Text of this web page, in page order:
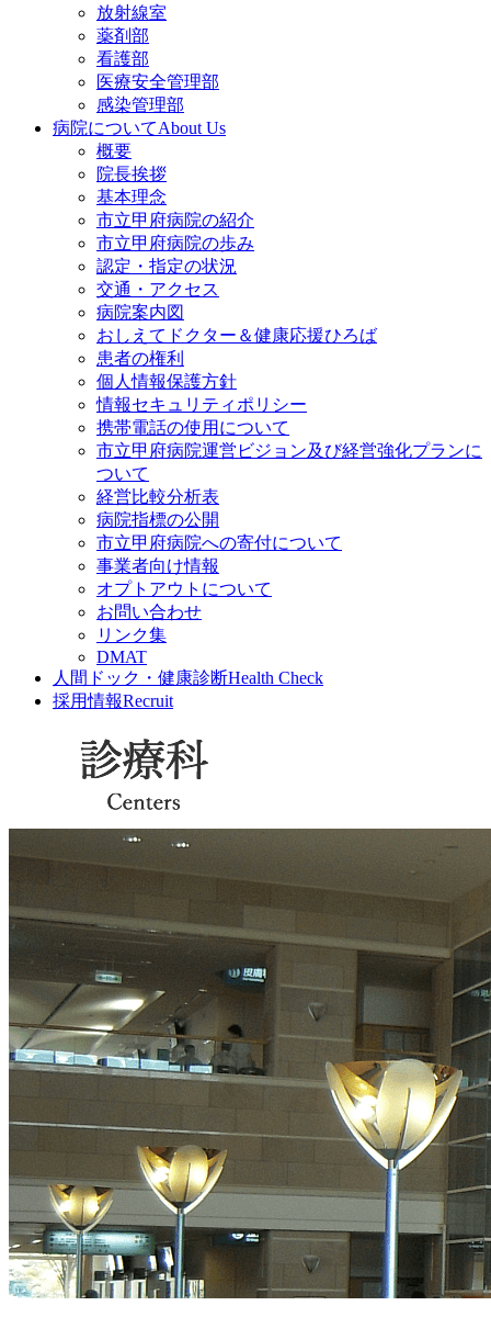
放射線室
薬剤部
看護部
医療安全管理部
感染管理部
病院についてAbout Us
概要
院長挨拶
基本理念
市立甲府病院の紹介
市立甲府病院の歩み
認定・指定の状況
交通・アクセス
病院案内図
おしえてドクター＆健康応援ひろば
患者の権利
個人情報保護方針
情報セキュリティポリシー
携帯電話の使用について
市立甲府病院運営ビジョン及び経営強化プランに
ついて
経営比較分析表
病院指標の公開
市立甲府病院への寄付について
事業者向け情報
オプトアウトについて
お問い合わせ
リンク集
DMAT
人間ドック・健康診断Health Check
採用情報Recruit